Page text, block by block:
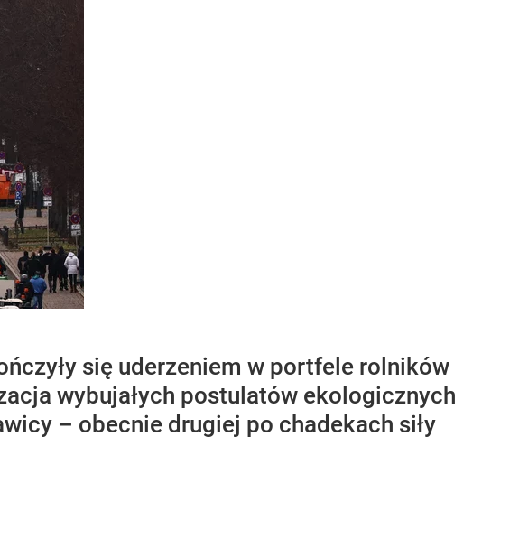
się uderzeniem w portfele rolników
wybujałych postulatów ekologicznych
– obecnie drugiej po chadekach siły